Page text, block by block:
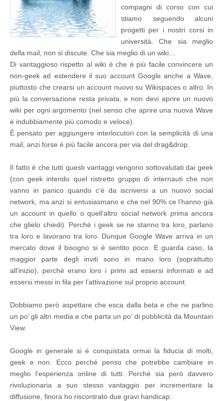
compagni di corso con cui
stiamo seguendo alcuni
progetti per i nostri corsi in
università. Che sia meglio
della mail, non si discute. Che sia meglio di un wiki…
Di vantaggioso rispetto al wiki è che è più facile convincere un
non-geek ad estendere il suo account Google anche a Wave,
piuttosto che crearsi un account nuovo su Wikispaces o altro. In
più la conversazione resta privata, e non devi aprire un nuovo
wiki per ogni argomento (nel senso che aprire una nuova Wave
è indubbiamente più comodo e veloce).
È pensato per aggiungere interlocutori con la semplicità di una
mail, anzi forse è più facile ancora per via del drag&drop.
Il fatto è che tutti questi vantaggi vengono sottovalutati dai geek
(con geek intendo quel ristretto gruppo di internauti che non
vanno in panico quando c’è da iscriversi a un nuovo social
network, ma anzi si entusiasmano e che nel 90% ce l’hanno già
un account in quello o quell’altro social network prima ancora
che glielo chiedi). Perché i geek se ne stanno tra loro, parlano
tra loro e lavorano tra loro. Dunque Google Wave arriva in un
mercato dove il bisogno si è sentito poco. E guarda caso, la
maggior parte degli inviti sono in mano loro (soprattutto
all’inizio), perché erano loro i primi ad essersi informati e ad
essersi messi in fila per l’attivazione sul proprio account.
Dobbiamo però aspettare che esca dalla beta e che ne parlino
un po’ gli altri media e che parta un po’ di pubblicità da Mountain
View.
Google in generale si è conquistata ormai la fiducia di molti,
geek e non. Ecco perché penso che potrebbe cambiare in
meglio l’esperienza online di tutti. Perché sia però davvero
rivoluzionaria a suo stesso vantaggio per incrementare la
diffusione, finora ho riscontrato due gravi handicap: